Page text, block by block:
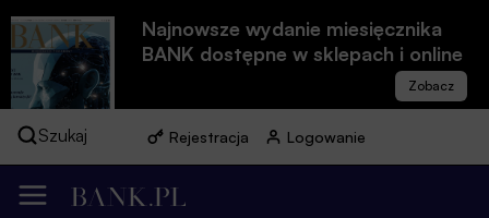
Najnowsze wydanie miesięcznika
BANK dostępne w sklepach i online
Szukaj Rejestracja Logowanie